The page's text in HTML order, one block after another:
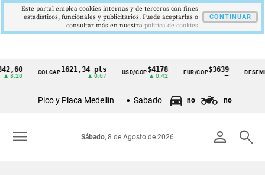
Cintillo
Colombia
COLCAP1621,34 pts USD/COP$4178
▲ 0.42
EUR/COP$3639
—
DESEMPLEO
▼
Pico y Placa Medellín Sabado no no
person search
Sábado, 8 de Agosto de 2026
menu
Este portal emplea cookies internas y de terceros con fines
estadísticos, funcionales y publicitarios. Puede aceptarlas o
consultar más en nuestra politica de cookies
CONTINUAR